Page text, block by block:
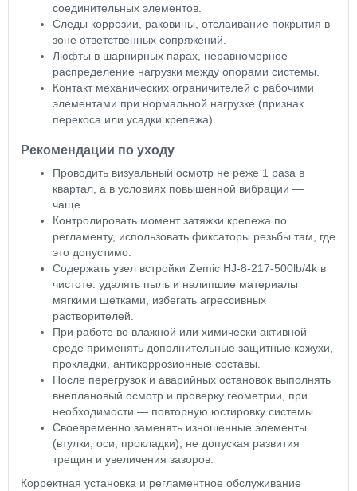
соединительных элементов.
Следы коррозии, раковины, отслаивание покрытия в
зоне ответственных сопряжений.
Люфты в шарнирных парах, неравномерное
распределение нагрузки между опорами системы.
Контакт механических ограничителей с рабочими
элементами при нормальной нагрузке (признак
перекоса или усадки крепежа).
Рекомендации по уходу
Проводить визуальный осмотр не реже 1 раза в
квартал, а в условиях повышенной вибрации —
чаще.
Контролировать момент затяжки крепежа по
регламенту, использовать фиксаторы резьбы там, где
это допустимо.
Содержать узел встройки Zemic HJ-8-217-500lb/4k в
чистоте: удалять пыль и налипшие материалы
мягкими щетками, избегать агрессивных
растворителей.
При работе во влажной или химически активной
среде применять дополнительные защитные кожухи,
прокладки, антикоррозионные составы.
После перегрузок и аварийных остановок выполнять
внеплановый осмотр и проверку геометрии, при
необходимости — повторную юстировку системы.
Своевременно заменять изношенные элементы
(втулки, оси, прокладки), не допуская развития
трещин и увеличения зазоров.
Корректная установка и регламентное обслуживание